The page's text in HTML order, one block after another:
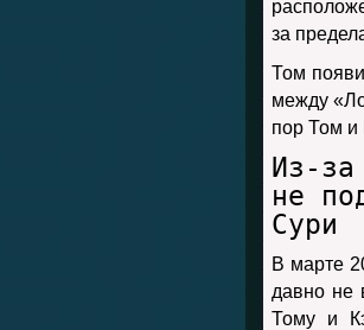
за
Том
между
пор Том и
Из-за
не
Сури
В марте
давно не
Тому и